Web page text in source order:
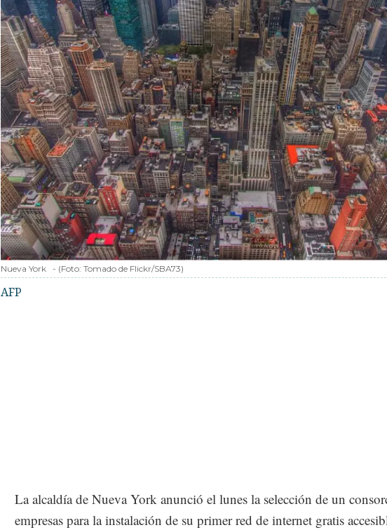
Nueva York - (Foto: Tomado de Flickr/SBA73)
AFP
La alcaldía de Nueva York anunció el lunes la selección de un
empresas para la instalación de su primer red de internet gratis